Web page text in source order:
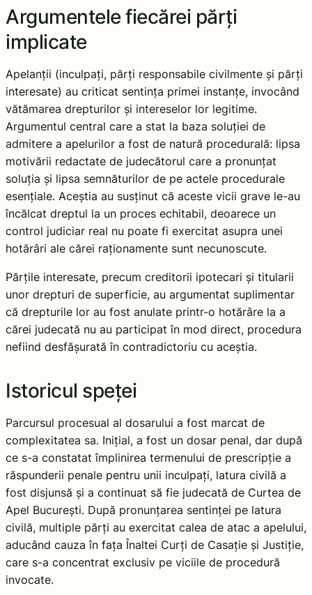
Argumentele fiecărei părți
implicate
Apelanții (inculpați, părți responsabile civilmente și părți
interesate) au criticat sentința primei instanțe, invocând
vătămarea drepturilor și intereselor lor legitime.
Argumentul central care a stat la baza soluției de
admitere a apelurilor a fost de natură procedurală: lipsa
motivării redactate de judecătorul care a pronunțat
soluția și lipsa semnăturilor de pe actele procedurale
esențiale. Aceștia au susținut că aceste vicii grave le-au
încălcat dreptul la un proces echitabil, deoarece un
control judiciar real nu poate fi exercitat asupra unei
hotărâri ale cărei raționamente sunt necunoscute.
Părțile interesate, precum creditorii ipotecari și titularii
unor drepturi de superficie, au argumentat suplimentar
că drepturile lor au fost anulate printr-o hotărâre la a
cărei judecată nu au participat în mod direct, procedura
nefiind desfășurată în contradictoriu cu aceștia.
Istoricul speței
Parcursul procesual al dosarului a fost marcat de
complexitatea sa. Inițial, a fost un dosar penal, dar după
ce s-a constatat împlinirea termenului de prescripție a
răspunderii penale pentru unii inculpați, latura civilă a
fost disjunsă și a continuat să fie judecată de Curtea de
Apel București. După pronunțarea sentinței pe latura
civilă, multiple părți au exercitat calea de atac a apelului,
aducând cauza în fața Înaltei Curți de Casație și Justiție,
care s-a concentrat exclusiv pe viciile de procedură
invocate.